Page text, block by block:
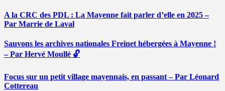
A la CRC des PDL : La Mayenne fait parler d’elle en 2025 –
Par Marrie de Laval
Sauvons les archives nationales Freinet hébergées à Mayenne !
– Par Hervé Moullé 🔓
Focus sur un petit village mayennais, en passant – Par Léonard
Cottereau